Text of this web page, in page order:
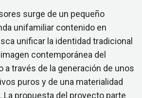
surge de un pequeño
unifamiliar contenido en
unificar la identidad tradicional
contemporánea del
a través de la generación de unos
puros y de una materialidad
La propuesta del proyecto parte